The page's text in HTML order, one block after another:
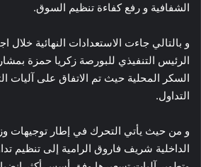
الشفافية و رفع كفاءة تنظيم السوق.
و بالتالي جاءت الاستعدادات النهائية خلال
الرئيس التنفيذي للبورصة زكريا حمزة
السكر المحلية حيث تم الاتفاق على آليات
التداول.
و من حيث يأتي التحرك في إطار توجيهات
الداخلية شريف فاروق الرامية إلى تنظيم